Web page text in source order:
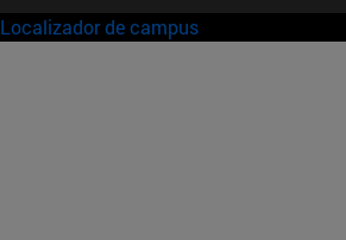
Localizador de campus